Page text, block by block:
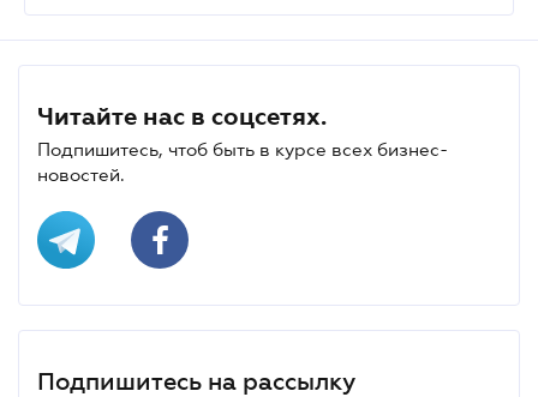
Читайте нас в соцсетях.
Подпишитесь, чтоб быть в курсе всех бизнес-
новостей.
Подпишитесь на рассылку